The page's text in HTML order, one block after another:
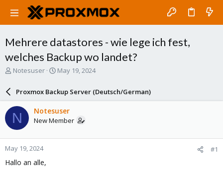
Mehrere datastores - wie lege ich fest,
welches Backup wo landet?
T
a
d
s
t
a
r
t
e
Notesuser
S
a
r
d
a
e
May 19, 2024
Proxmox Backup Server (Deutsch/German)
N Notesuser
New Member
May 19, 2024 #1
Hallo an alle,